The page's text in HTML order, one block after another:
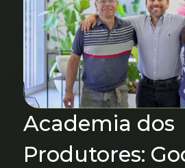
Academia dos
Produtores: